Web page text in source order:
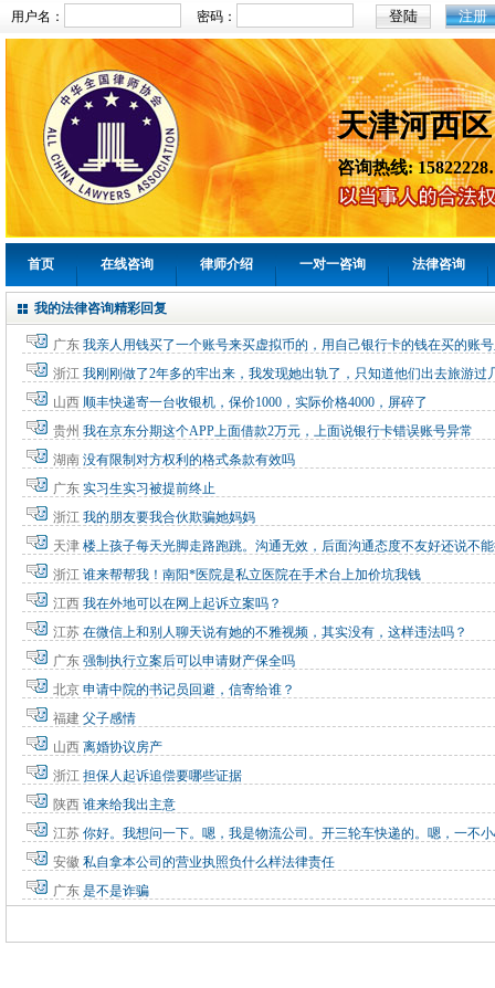
用户名： 密码： 注册
天津河西
咨询热线:
首页 在线咨询 律师介绍 一对一咨询 法律咨询
我的法律咨询精彩回复
广东 我亲人用钱买了一个账号来买虚拟币的，用自己银行卡的钱在买的账
浙江 我刚刚做了2年多的牢出来，我发现她出轨了，只知道他们出去旅游过
山西 顺丰快递寄一台收银机，保价1000，实际价格4000，屏碎了
贵州 我在京东分期这个APP上面借款2万元，上面说银行卡错误账号异常
湖南 没有限制对方权利的格式条款有效吗
广东 实习生实习被提前终止
浙江 我的朋友要我合伙欺骗她妈妈
天津 楼上孩子每天光脚走路跑跳。沟通无效，后面沟通态度不友好还说不
浙江 谁来帮帮我！南阳*医院是私立医院在手术台上加价坑我钱
江西 我在外地可以在网上起诉立案吗？
江苏 在微信上和别人聊天说有她的不雅视频，其实没有，这样违法吗？
广东 强制执行立案后可以申请财产保全吗
北京 申请中院的书记员回避，信寄给谁？
福建 父子感情
山西 离婚协议房产
浙江 担保人起诉追偿要哪些证据
陕西 谁来给我出主意
江苏 你好。我想问一下。嗯，我是物流公司。开三轮车快递的。嗯，一不
安徽 私自拿本公司的营业执照负什么样法律责任
广东 是不是诈骗